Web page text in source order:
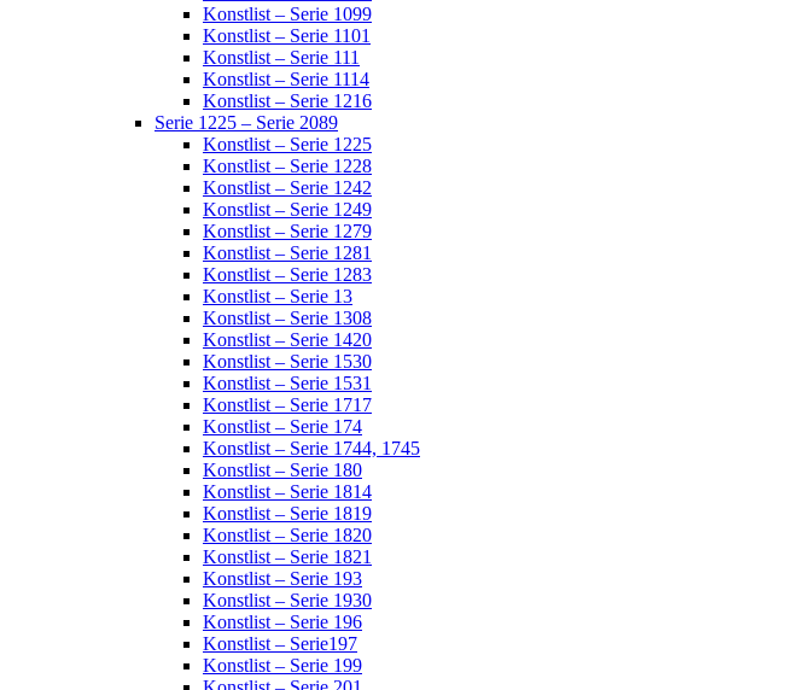
Konstlist – Serie 1099
Konstlist – Serie 1101
Konstlist – Serie 111
Konstlist – Serie 1114
Konstlist – Serie 1216
Serie 1225 – Serie 2089
Konstlist – Serie 1225
Konstlist – Serie 1228
Konstlist – Serie 1242
Konstlist – Serie 1249
Konstlist – Serie 1279
Konstlist – Serie 1281
Konstlist – Serie 1283
Konstlist – Serie 13
Konstlist – Serie 1308
Konstlist – Serie 1420
Konstlist – Serie 1530
Konstlist – Serie 1531
Konstlist – Serie 1717
Konstlist – Serie 174
Konstlist – Serie 1744, 1745
Konstlist – Serie 180
Konstlist – Serie 1814
Konstlist – Serie 1819
Konstlist – Serie 1820
Konstlist – Serie 1821
Konstlist – Serie 193
Konstlist – Serie 1930
Konstlist – Serie 196
Konstlist – Serie197
Konstlist – Serie 199